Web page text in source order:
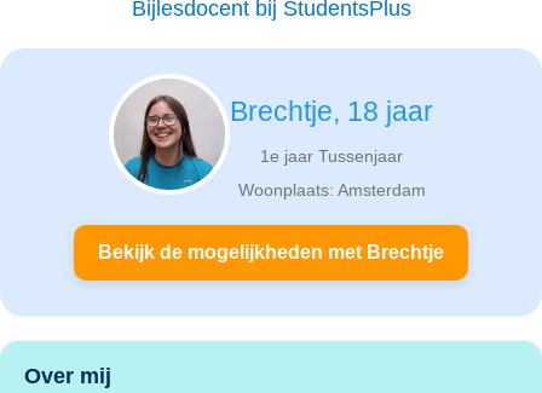
Bijlesdocent bij StudentsPlus
Brechtje, 18 jaar
1e jaar Tussenjaar
Woonplaats: Amsterdam
Bekijk de mogelijkheden met Brechtje
Over mij